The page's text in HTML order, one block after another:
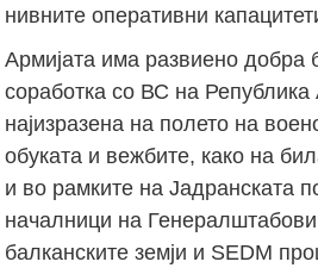
нивните оперативни
Армијата има развиено добра
соработка со ВС на Република
најизразена на полето на
обуката и вежбите, како на
и во рамките на Јадранската
началници на
балканските земји и SEDM